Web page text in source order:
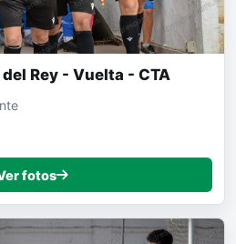
Rey - Vuelta - CTA
fotos